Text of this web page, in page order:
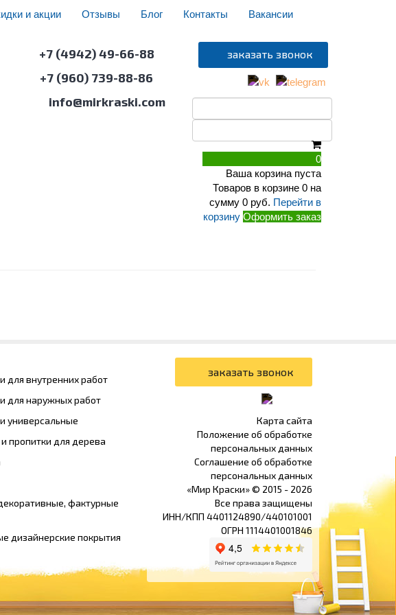
и акции Отзывы Блог Контакты Вакансии
+7 (4942) 49-66-88
+7 (960) 739-88-86
info@mirkraski.com
0
Ваша корзина пуста
Товаров в корзине 0 на
сумму 0 руб. Перейти в
корзину Оформить заказ
для внутренних работ
для наружных работ
универсальные
пропитки для дерева
фактурные
дизайнерские покрытия
Карта сайта
Положение об обработке
персональных данных
Соглашение об обработке
персональных данных
«Мир Краски» © 2015 - 2026
Все права защищены
ИНН/КПП 4401124890/440101001
ОГРН 1114401001846